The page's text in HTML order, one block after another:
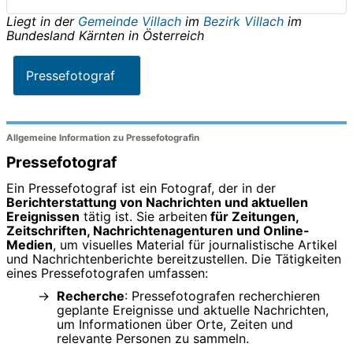
Liegt in der Gemeinde Villach im Bezirk Villach im
Bundesland Kärnten in Österreich
Pressefotograf
Allgemeine Information zu Pressefotografin
Pressefotograf
Ein Pressefotograf ist ein Fotograf, der in der
Berichterstattung von Nachrichten und aktuellen
Ereignissen tätig ist. Sie arbeiten für Zeitungen,
Zeitschriften, Nachrichtenagenturen und Online-
Medien, um visuelles Material für journalistische Artikel
und Nachrichtenberichte bereitzustellen. Die Tätigkeiten
eines Pressefotografen umfassen:
Recherche: Pressefotografen recherchieren
geplante Ereignisse und aktuelle Nachrichten,
um Informationen über Orte, Zeiten und
relevante Personen zu sammeln.